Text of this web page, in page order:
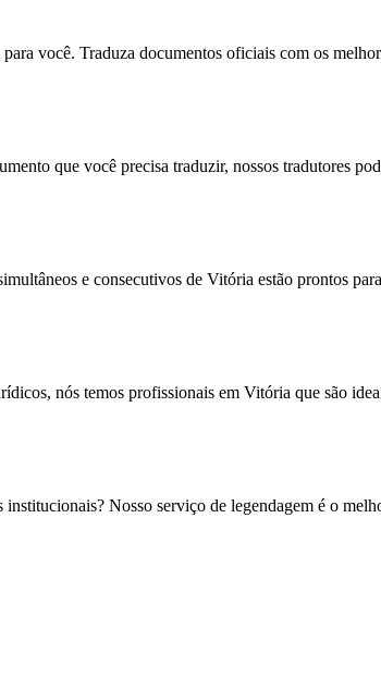
você. Traduza documentos oficiais com os
que você precisa traduzir, nossos tradutores
e consecutivos de Vitória estão prontos
nós temos profissionais em Vitória que são
Nosso serviço de legendagem é o